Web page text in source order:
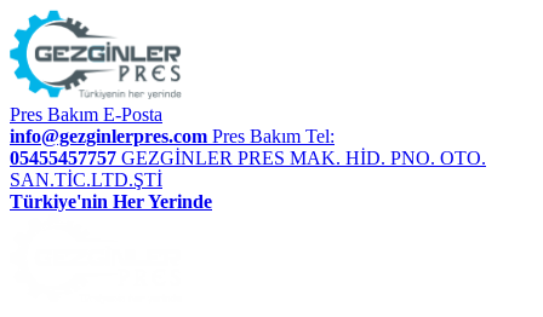
Pres Bakım E-Posta
info@gezginlerpres.com Pres Bakım Tel:
05455457757 GEZGİNLER PRES MAK. HİD. PNO. OTO.
SAN.TİC.LTD.ŞTİ
Türkiye'nin Her Yerinde